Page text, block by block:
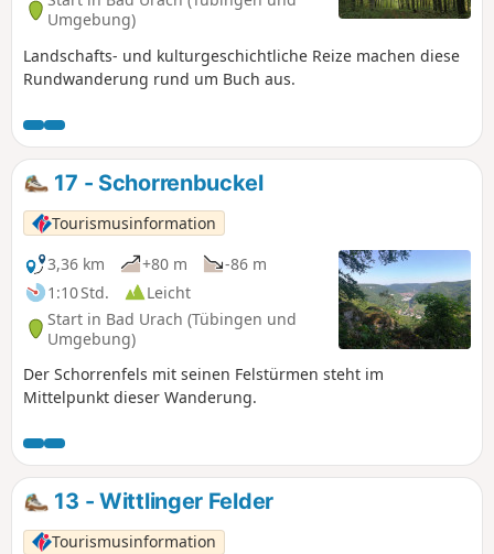
Umgebung)
Landschafts- und kulturgeschichtliche Reize machen diese
Rundwanderung rund um Buch aus.
17 - Schorrenbuckel
Tourismusinformation
3,36 km
+80 m
-86 m
1:10 Std.
Leicht
Start in Bad Urach (Tübingen und
Umgebung)
Der Schorrenfels mit seinen Felstürmen steht im
Mittelpunkt dieser Wanderung.
13 - Wittlinger Felder
Tourismusinformation